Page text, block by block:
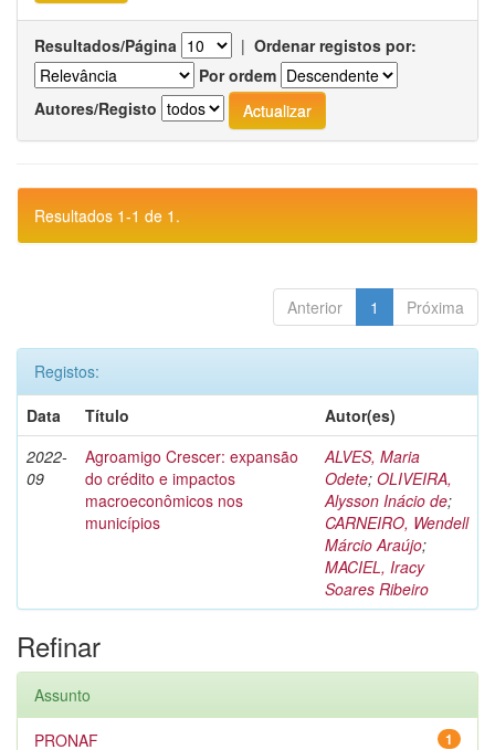
Resultados/Página | Ordenar registos por:
Por ordem
Autores/Registo
Resultados 1-1 de 1.
Anterior 1 Próxima
Registos:
Data
Título
Autor(es)
2022-
09
Agroamigo Crescer: expansão
do crédito e impactos
macroeconômicos nos
municípios
ALVES, Maria
Odete; OLIVEIRA,
Alysson Inácio de;
CARNEIRO, Wendell
Márcio Araújo;
MACIEL, Iracy
Soares Ribeiro
Refinar
Assunto
1
PRONAF